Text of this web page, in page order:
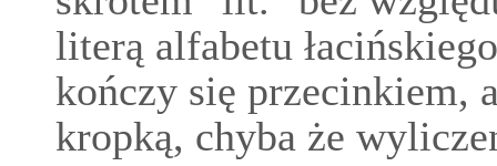
literą alfabetu
kończy się przecinkiem,
kropką, chyba że